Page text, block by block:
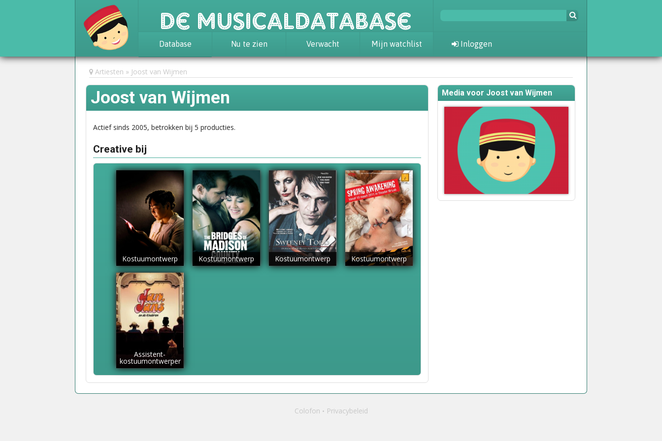
De Musicaldatabase
Database
Achtergrond
Awards
Statistieken
Nu te zien Verwacht Mijn watchlist Inloggen
Artiesten Joost van Wijmen
Joost van Wijmen
Actief sinds 2005, betrokken bij 5 producties.
Creative bij
Kostuumontwerp Kostuumontwerp Kostuumontwerp Kostuumontwerp
Assistent-
kostuumontwerper
Media voor Joost van Wijmen
Colofon Privacybeleid